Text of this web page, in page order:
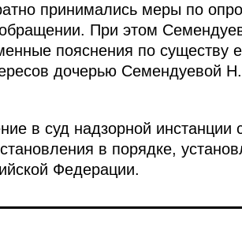
принимались меры по
При этом
пояснения по существу
дочерью Семендуевой
в суд надзорной инстанции
в порядке,
Федерации.